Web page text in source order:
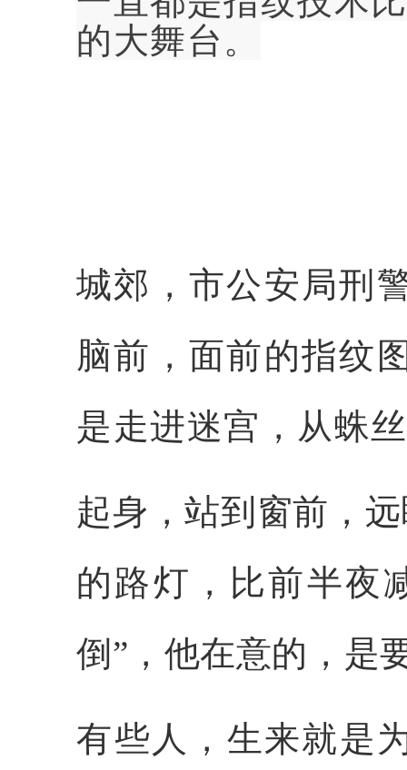
的大舞台。
城郊，市公安局刑
脑前，面前的指纹
是走进迷宫，从蛛
起身，站到窗前，
的路灯，比前半夜
倒”，他在意的，是
有些人，生来就是